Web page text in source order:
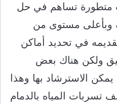
متطورة تساهم في حل
وبأعلى مستوى من
في تحديد أماكن
ولكن هناك بعض
يمكن الاسترشاد بها وهذا
المياه بالدمام